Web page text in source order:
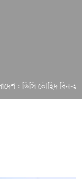
তৌহিদ বিন-হাসান